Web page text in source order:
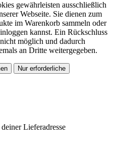
gewährleisten ausschließlich
Webseite. Sie dienen zum
im Warenkorb sammeln oder
kannst. Ein Rückschluss
möglich und dadurch
an Dritte weitergegeben.
Nur erforderliche
Lieferadresse